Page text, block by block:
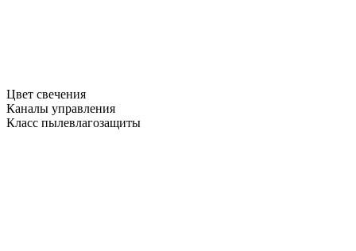
Цвет свечения
Каналы управления
Класс пылевлагозащиты